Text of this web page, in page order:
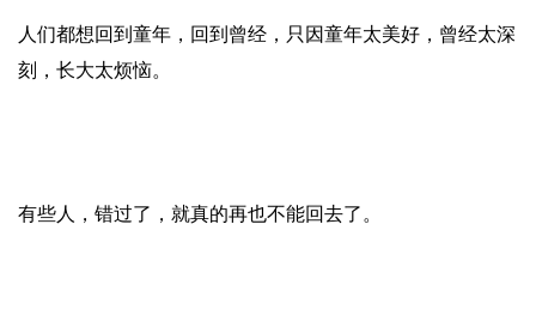
人们都想回到童年，回到曾经，只因童年太美好，曾经太深
刻，长大太烦恼。
有些人，错过了，就真的再也不能回去了。